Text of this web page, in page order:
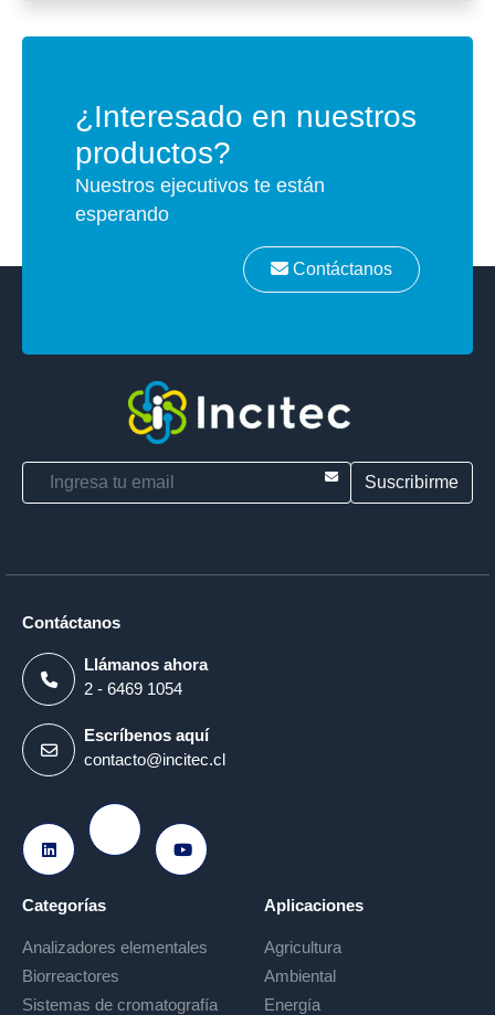
¿Interesado en nuestros
productos?
Nuestros ejecutivos te están
esperando
Contáctanos
E-mail
Contáctanos
Llámanos ahora
2 - 6469 1054
Escríbenos aquí
contacto@incitec.cl
Ir a LinkedIn
Ir a Instagram
Ir a Youtube
Categorías
Analizadores elementales
Biorreactores
Sistemas de cromatografía
Aplicaciones
Agricultura
Ambiental
Energía